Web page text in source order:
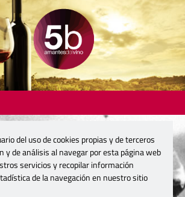
del uso de cookies propias y de terceros
y de análisis al navegar por esta página web
servicios y recopilar información
de la navegación en nuestro sitio